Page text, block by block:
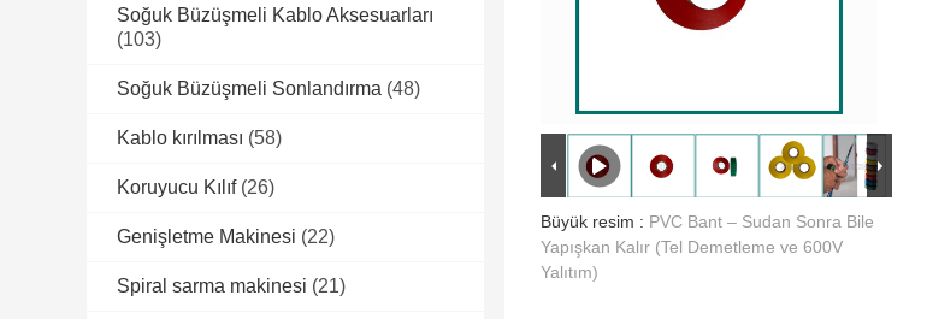
Soğuk Büzüşmeli Kablo Aksesuarları
(103)
Soğuk Büzüşmeli Sonlandırma (48)
Kablo kırılması (58)
Koruyucu Kılıf (26)
Genişletme Makinesi (22)
Spiral sarma makinesi (21)
Büyük resim : PVC Bant – Sudan Sonra Bile
Yapışkan Kalır (Tel Demetleme ve 600V
Yalıtım)